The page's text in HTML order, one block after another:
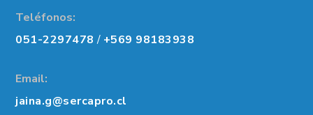
Teléfonos:
051-2297478 / +569 98183938
Email:
jaina.g@sercapro.cl